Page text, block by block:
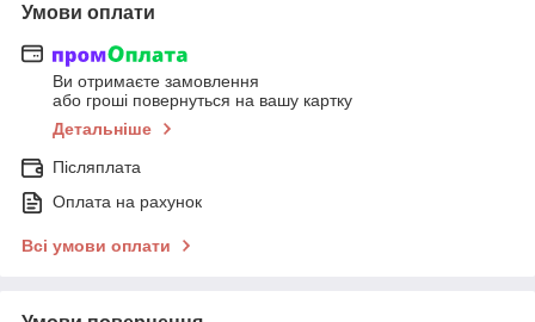
Умови оплати
Ви отримаєте замовлення
або гроші повернуться на вашу картку
Детальніше
Післяплата
Оплата на рахунок
Всі умови оплати